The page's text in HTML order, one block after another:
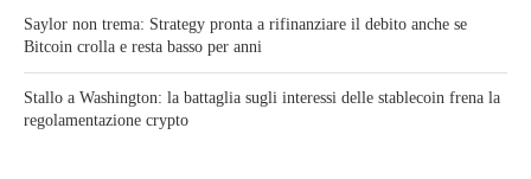
Saylor non trema: Strategy pronta a rifinanziare il debito anche se
Bitcoin crolla e resta basso per anni
Stallo a Washington: la battaglia sugli interessi delle stablecoin frena la
regolamentazione crypto